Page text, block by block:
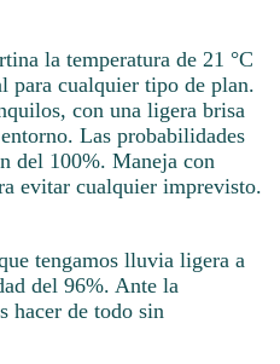
la temperatura de 21 °C
para cualquier tipo de plan.
con una ligera brisa
Las probabilidades
del 100%. Maneja con
evitar cualquier imprevisto.
tengamos lluvia ligera a
del 96%. Ante la
hacer de todo sin